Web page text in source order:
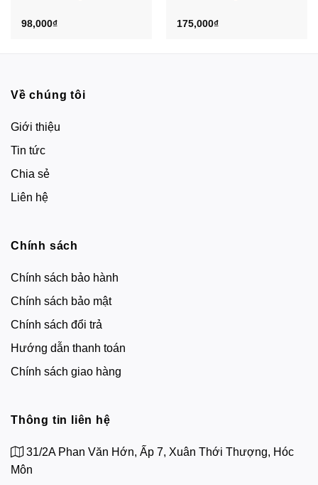
98,000₫ 175,000₫
Về chúng tôi
Giới thiệu
Tin tức
Chia sẻ
Liên hệ
Chính sách
Chính sách bảo hành
Chính sách bảo mật
Chính sách đổi trả
Hướng dẫn thanh toán
Chính sách giao hàng
Thông tin liên hệ
31/2A Phan Văn Hớn, Ấp 7, Xuân Thới Thượng, Hóc
Môn